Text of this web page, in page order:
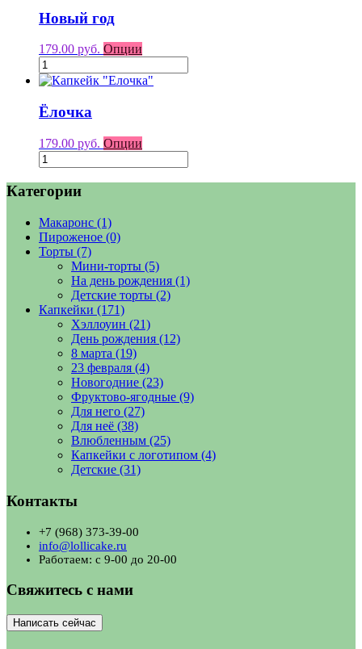
Новый год
179.00 руб. Опции
Ёлочка
179.00 руб. Опции
Категории
Макаронс (1)
Пироженое (0)
Торты (7)
Мини-торты (5)
На день рождения (1)
Детские торты (2)
Капкейки (171)
Хэллоуин (21)
День рождения (12)
8 марта (19)
23 февраля (4)
Новогодние (23)
Фруктово-ягодные (9)
Для него (27)
Для неё (38)
Влюбленным (25)
Капкейки с логотипом (4)
Детские (31)
Контакты
+7 (968) 373-39-00
info@lollicake.ru
Работаем: с 9-00 до 20-00
Свяжитесь с нами
Написать сейчас